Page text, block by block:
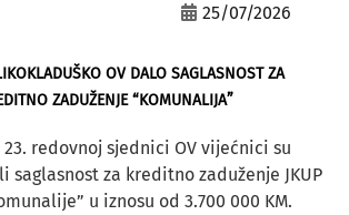
25/07/2026
OV DALO SAGLASNOST ZA
ZADUŽENJE “KOMUNALIJA”
23. redovnoj sjednici OV vijećnici su
saglasnost za kreditno zaduženje JKUP
u iznosu od 3.700 000 KM.